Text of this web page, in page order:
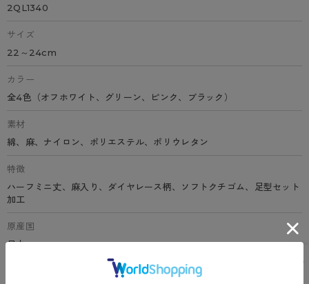
2QL1340
サイズ
22～24cm
カラー
全4色（オフホワイト、グリーン、ピンク、ブラック）
素材
綿、麻、ナイロン、ポリエステル、ポリウレタン
特徴
ハーフミニ丈、麻入り、ダイヤレース柄、ソフトクチゴム、足型セット
加工
原産国
日本